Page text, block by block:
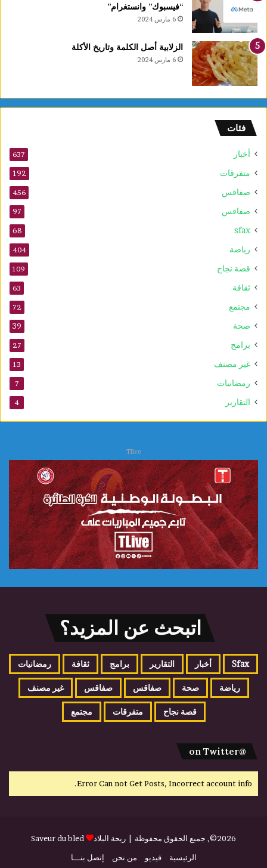
“فيسبوك” وانستغرام”
6 مارس 2024
الزلابية أصل الكلمة وتاريخ الأكلة
6 مارس 2024
فئات
أخبار 637
متفرقات 192
صفاقس 456
صفاقس 97
sfax
68
رياضة 404
قصة نجاح 109
ثقافة 63
مجتمع 72
صحة 39
برامج 27
غير مصنف 13
رمضانيات 7
التقارير 4
Tlive
اتبحث عن المزيد؟
Sfax أخبار التقارير برامج ثقافة رمضانيات
رياضة صحة صفاقس صفاقس غير مصنف
قصة نجاح متفرقات مجتمع
@on Twitter
Error Can not Get Posts, Incorrect account info.
2026©, جميع الحقوق محفوظة | ريحة البلاد
Saveur du bled
الرئيسية
فيديو من نحن إتصل بنـــا